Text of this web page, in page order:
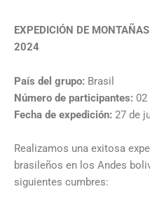
EXPEDICIÓN DE
2024
País del grupo: Brasil
Número de participantes:
Fecha de expedición: 27 de
Realizamos una exitosa
brasileños en los Andes
siguientes cumbres: